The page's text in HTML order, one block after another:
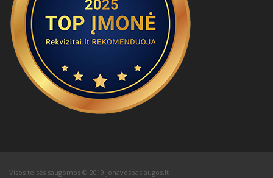
Visos teisės saugomos © 2019 jonavospaslaugos.lt